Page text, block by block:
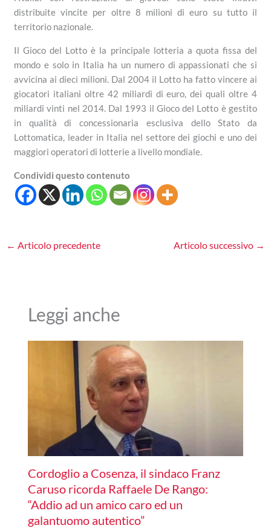
distribuite vincite per oltre 8 milioni di euro su tutto il
territorio nazionale.
Il Gioco del Lotto è la principale lotteria a quota fissa del
mondo e solo in Italia ha un numero di appassionati che si
avvicina ai dieci milioni. Dal 2004 il Lotto ha fatto vincere ai
giocatori italiani oltre 42 miliardi di euro, dei quali oltre 4
miliardi vinti nel 2014. Dal 1993 il Gioco del Lotto è gestito
in qualità di concessionaria esclusiva dello Stato da
Lottomatica, leader in Italia nel settore dei giochi e uno dei
maggiori operatori di lotterie a livello mondiale.
Condividi questo contenuto
← Articolo precedente Articolo successivo →
Leggi anche
Cordoglio a Cosenza, il sindaco Franz
Caruso ricorda Raffaele De Rango:
“Addio ad un amico caro ed un
galantuomo autentico”